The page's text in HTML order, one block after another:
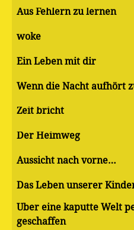
Aus Fehlern zu lernen
woke
Ein Leben mit dir
Wenn die Nacht aufhört
Zeit bricht
Der Heimweg
Aussicht nach vorne…
Das Leben unserer
Über eine kaputte Welt
geschaffen